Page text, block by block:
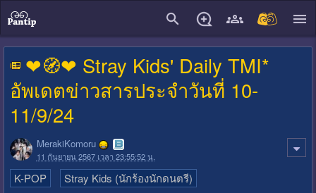
❤🧭❤ Stray Kids' Daily TMI*
อัพเดตข่าวสารประจำวันที่ 10-
11/9/24
MerakiKomoru
11 กันยายน 2567 เวลา 23:55:52 น.
K-POP Stray Kids (นักร้องนักดนตรี)
close